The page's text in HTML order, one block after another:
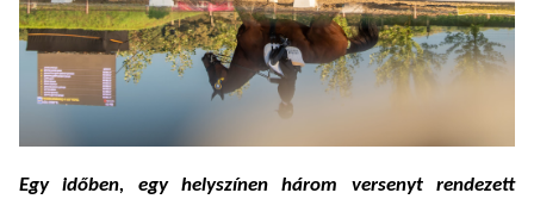
Egy időben, egy helyszínen három versenyt rendezett